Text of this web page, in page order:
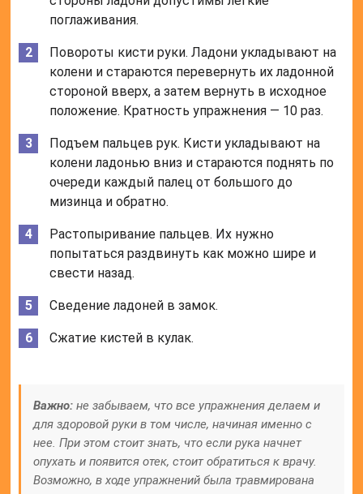
поглаживания.
Повороты кисти руки. Ладони укладывают на
колени и стараются перевернуть их ладонной
стороной вверх, а затем вернуть в исходное
положение. Кратность упражнения — 10 раз.
Подъем пальцев рук. Кисти укладывают на
колени ладонью вниз и стараются поднять по
очереди каждый палец от большого до
мизинца и обратно.
Растопыривание пальцев. Их нужно
попытаться раздвинуть как можно шире и
свести назад.
Сведение ладоней в замок.
Сжатие кистей в кулак.
Важно: не забываем, что все упражнения делаем и
для здоровой руки в том числе, начиная именно с
нее. При этом стоит знать, что если рука начнет
опухать и появится отек, стоит обратиться к врачу.
Возможно, в ходе упражнений была травмирована